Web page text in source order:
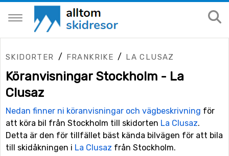
SKIDORTER / FRANKRIKE / LA CLUSAZ
Köranvisningar Stockholm - La
Clusaz
Nedan finner ni köranvisningar och vägbeskrivning för
att köra bil från Stockholm till skidorten La Clusaz.
Detta är den för tillfället bäst kända bilvägen för att bila
till skidåkningen i La Clusaz från Stockholm.